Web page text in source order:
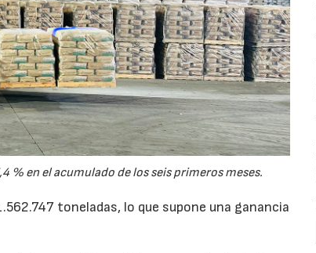
% en el acumulado de los seis primeros meses.
toneladas, lo que supone una ganancia